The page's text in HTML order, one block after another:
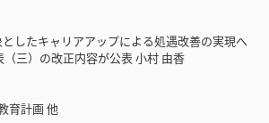
したキャリアアップによる処遇改善の実現へ
三）の改正内容が公表 小村 由香
育計画 他